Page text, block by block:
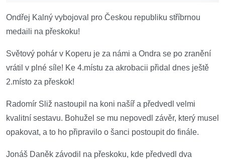
Ondřej Kalný vybojoval pro Českou republiku stříbrnou
medaili na přeskoku!
Světový pohár v Koperu je za námi a Ondra se po zranění
vrátil v plné síle! Ke 4.místu za akrobacii přidal dnes ještě
2.místo za přeskok!
Radomír Sliž nastoupil na koni našíř a předvedl velmi
kvalitní sestavu. Bohužel se mu nepovedl závěr, který musel
opakovat, a to ho připravilo o šanci postoupit do finále.
Jonáš Daněk závodil na přeskoku, kde předvedl dva